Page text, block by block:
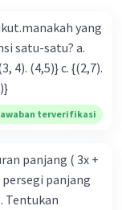
yang
terverifikasi
panjang ( 3x +
panjang
Tentukan